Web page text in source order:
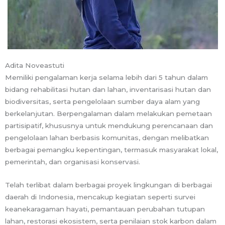
Adita Noveastuti
Memiliki pengalaman kerja selama lebih dari 5 tahun dalam
bidang rehabilitasi hutan dan lahan, inventarisasi hutan dan
biodiversitas, serta pengelolaan sumber daya alam yang
berkelanjutan. Berpengalaman dalam melakukan pemetaan
partisipatif, khususnya untuk mendukung perencanaan dan
pengelolaan lahan berbasis komunitas, dengan melibatkan
berbagai pemangku kepentingan, termasuk masyarakat lokal,
pemerintah, dan organisasi konservasi.
Telah terlibat dalam berbagai proyek lingkungan di berbagai
daerah di Indonesia, mencakup kegiatan seperti survei
keanekaragaman hayati, pemantauan perubahan tutupan
lahan, restorasi ekosistem, serta penilaian stok karbon dalam